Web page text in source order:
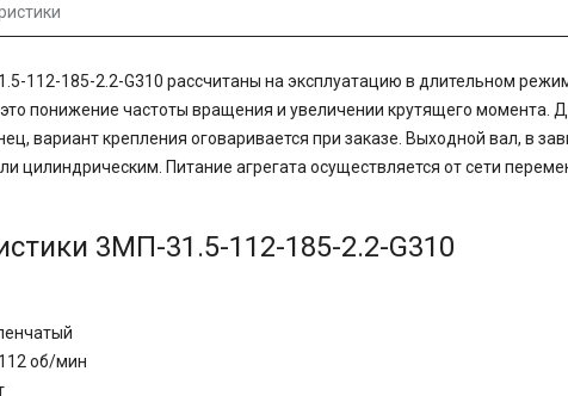
112-185-2.2-G310 рассчитаны на эксплуатацию в длительном
понижение частоты вращения и увеличении крутящего момента.
вариант крепления оговаривается при заказе. Выходной вал, в
цилиндрическим. Питание агрегата осуществляется от сети
3МП-31.5-112-185-2.2-G310
112 об/мин